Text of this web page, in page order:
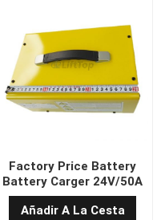
Factory Price Battery
Battery Carger 24V/50A
(UMA160A)
Añadir A La Cesta